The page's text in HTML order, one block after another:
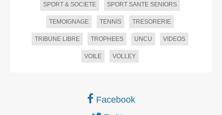
SPORT & SOCIETE SPORT SANTE SENIORS
TEMOIGNAGE TENNIS TRESORERIE
TRIBUNE LIBRE TROPHEES UNCU VIDEOS
VOILE VOLLEY
Facebook